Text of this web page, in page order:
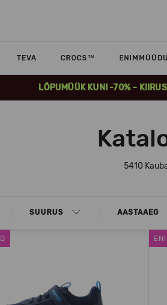
TEVA CROCS™
LÕPUMÜÜK KUNI -70% –
5410
SUURUS AASTAAEG